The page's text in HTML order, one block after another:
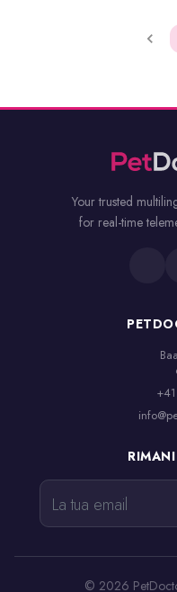
Your trusted
for real-time
La tua email
© 2026